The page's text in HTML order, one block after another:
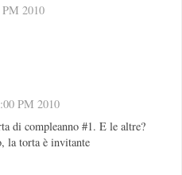
PM 2010
PM 2010
di compleanno #1. E le altre?
la torta è invitante